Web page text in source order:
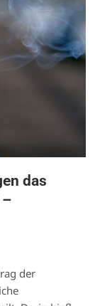
das
–
der